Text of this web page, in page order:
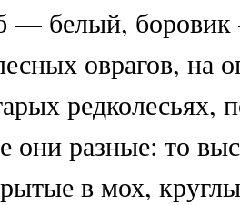
— белый,
оврагов, на
редколесьях,
они разные: то
в мох,